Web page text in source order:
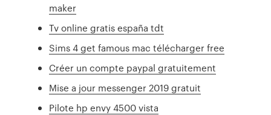
maker
Tv online gratis españa tdt
Sims 4 get famous mac télécharger free
Créer un compte paypal gratuitement
Mise a jour messenger 2019 gratuit
Pilote hp envy 4500 vista